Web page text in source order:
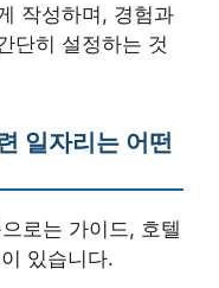
작성하며, 경험과
단히 설정하는 것
일자리는 어떤
로는 가이드, 호텔
있습니다.